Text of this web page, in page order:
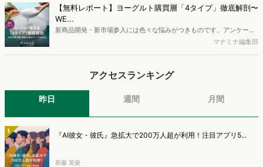
ち、スマートフォンを取り巻く環境が成熟するなか、新興SNSの台頭
により高校生のデジタルライフスタイルは新たな変化を見せていま
す。※資料は記事内の入力フォームより、ダウンロードいただけま
【無料レポート】ヨーグルト購買層「4タイプ」徹底解剖〜
WE...
新商品開発・新市場参入には色々な悩みがつきものです。アンケート
調査を実施しても、購買実態が不透明、新商品の受容性も判断しきれ
ようにして市場理解をしていけるのか、現状の既発商品のセグメント
す。新商品開発関連担当者様・マーケティング担当者様向け必見のレ
ウンロードできます。
マナミナ編集部
アクセスランキング
昨日 週間 月間
1 『AI彼女・彼氏』急拡大で200万人超が利用！注目アプリ5...
新藤 英俊